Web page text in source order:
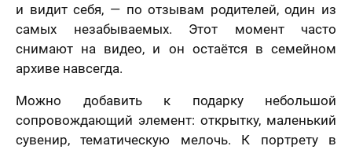
и видит себя, — по отзывам родителей, один из
самых незабываемых. Этот момент часто
снимают на видео, и он остаётся в семейном
архиве навсегда.
Можно добавить к подарку небольшой
сопровождающий элемент: открытку, маленький
сувенир, тематическую мелочь. К портрету в